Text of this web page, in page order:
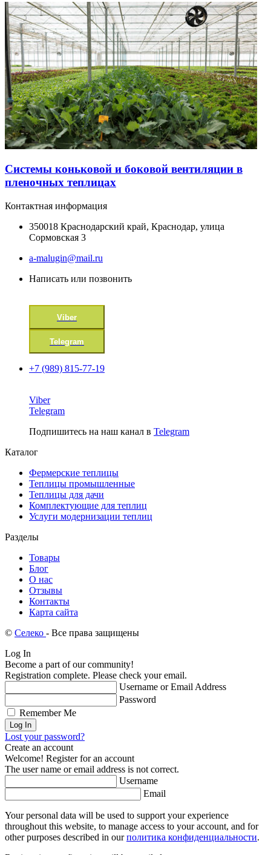
Системы коньковой и боковой вентиляции в
пленочных теплицах
Контактная информация
350018 Краснодарский край, Краснодар, улица
Сормовская 3
a-malugin@mail.ru
Написать или позвонить
Viber
Telegram
+7 (989) 815-77-19
Viber
Telegram
Подпишитесь на наш канал в Telegram
Каталог
Фермерские теплицы
Теплицы промышленные
Теплицы для дачи
Комплектующие для теплиц
Услуги модернизации теплиц
Разделы
Товары
Блог
О нас
Отзывы
Контакты
Карта сайта
© Селеко - Все права защищены
Log In
Become a part of our community!
Registration complete. Please check your email.
Username or Email Address
Password
Remember Me
Lost your password?
Create an account
Welcome! Register for an account
The user name or email address is not correct.
Username
Email
Your personal data will be used to support your experience
throughout this website, to manage access to your account, and for
other purposes described in ourполитика конфиденциальности.